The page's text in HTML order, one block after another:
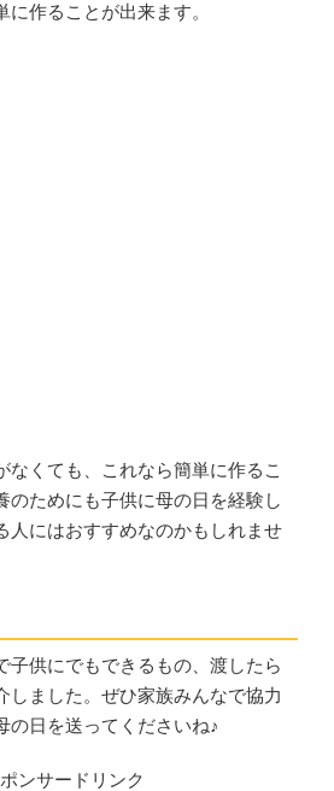
作ることが出来ます。
なくても、これなら簡単に作るこ
のためにも子供に母の日を経験し
人にはおすすめなのかもしれませ
子供にでもできるもの、渡したら
しました。ぜひ家族みんなで協力
の日を送ってくださいね♪
ンサードリンク